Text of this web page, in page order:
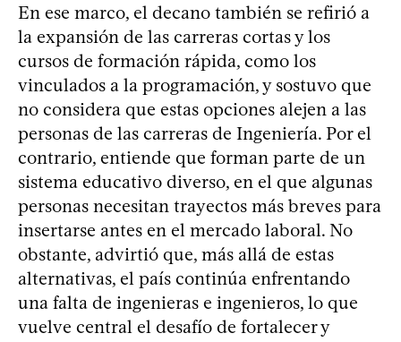
En ese marco, el decano también se refirió a
la expansión de las carreras cortas y los
cursos de formación rápida, como los
vinculados a la programación, y sostuvo que
no considera que estas opciones alejen a las
personas de las carreras de Ingeniería. Por el
contrario, entiende que forman parte de un
sistema educativo diverso, en el que algunas
personas necesitan trayectos más breves para
insertarse antes en el mercado laboral. No
obstante, advirtió que, más allá de estas
alternativas, el país continúa enfrentando
una falta de ingenieras e ingenieros, lo que
vuelve central el desafío de fortalecer y